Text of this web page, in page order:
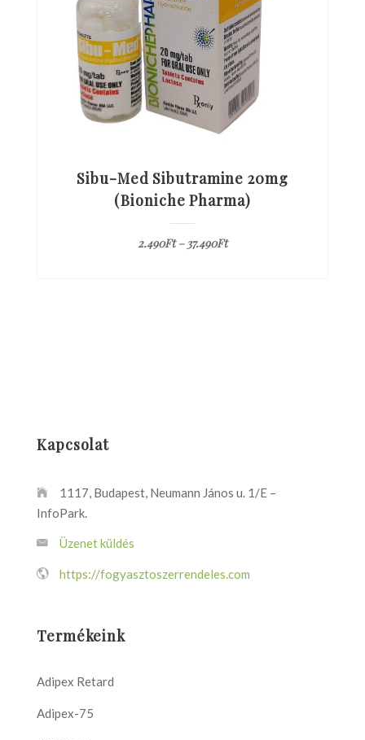
Sibu-Med Sibutramine 20mg
(Bioniche Pharma)
2.490Ft– 37.490Ft
Kapcsolat
1117, Budapest, Neumann János u. 1/E –
InfoPark.
Üzenet küldés
https://fogyasztoszerrendeles.com
Termékeink
Adipex Retard
Adipex-75